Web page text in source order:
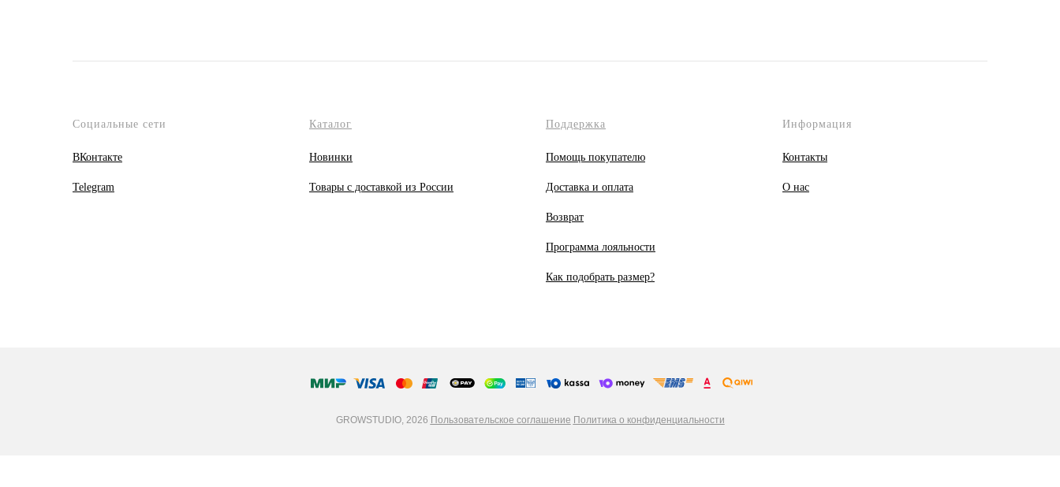
Социальные сети
ВКонтакте
Telegram
Каталог
Новинки
Товары с доставкой из России
Поддержка
Помощь покупателю
Доставка и оплата
Возврат
Программа лояльности
Как подобрать размер?
Информация
Контакты
О нас
GROWSTUDIO, 2026 Пользовательское соглашение Политика о конфиденциальности